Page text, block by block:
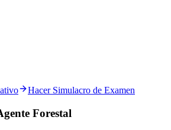
Hacer Simulacro de Examen
Forestal